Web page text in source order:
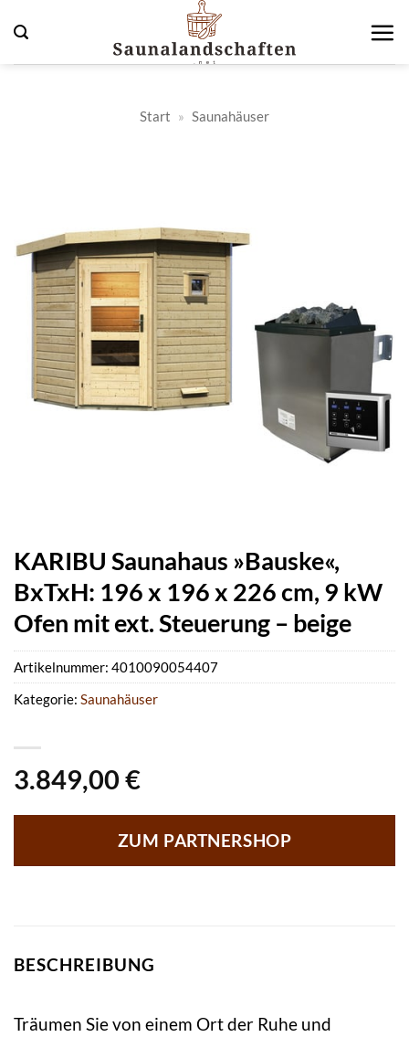
Inhalt
springen
Start » Saunahäuser
KARIBU Saunahaus »Bauske«,
BxTxH: 196 x 196 x 226 cm, 9 kW
Ofen mit ext. Steuerung – beige
3.849,00 €
ZUM PARTNERSHOP
Artikelnummer: 4010090054407
Kategorie: Saunahäuser
BESCHREIBUNG
Träumen Sie von einem Ort der Ruhe und